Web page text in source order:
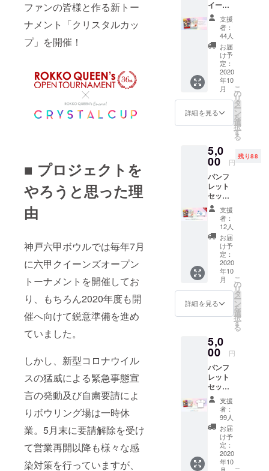
ファンの皆様と作る新トー
ナメント「クリスタルカッ
プ」を開催！
■ プロジェクトを
やろうと思った理
由
神戸六甲ボウルでは毎年7月
に六甲クイーンズオープン
トーナメントを開催してお
り、もちろん2020年度も開
催へ向けて鋭意準備を進め
ていました。
しかし、新型コロナウイル
スの猛威による緊急事態宣
言の発動及び自粛要請によ
りボウリング場は一時休
業。5月末に要請解除を受け
て営業再開以降も様々な感
染対策を行っていますが、
られていま
す。
長い歴史の
中には、オ
イルショッ
クや阪神淡
路大震災な
ど、いくつ
かの試練が
ありまし
現在は新型
コロナウイ
ルスの渦中
にあり、再
び大きな試
練に直面し
ています。
大変な時期
ですが、何
とかスタッ
なってこの
山を乗り越
バネにし
て、これま
で以上にボ
ウリング業
界を盛り立
てていきた
いと思って
います。
イーン
ズオー
プン
トーナ
メント
＆クリ
スタル
カップ
大会記
念パン
フレッ
トセッ
ト ※本
プロ
トにご
参加く
ださっ
た皆様
のお名
前をク
リスタ
ルカッ
プ大会
記念パ
ンフ
レット
に掲載
予定で
す。掲
載を辞
退され
「掲載
不要」
とご記
入くだ
さい。
支援
者：
44人
お届
け予
定：
2020
年10
月
詳細を見る
こ
の
リ
タ
ー
ン
を
選
択
す
る
5,0
00 円
残り88
パンフ
レット
セット
＋日本
ボウリ
ング場
協会加
盟セン
ターで
使える
ボウリ
ングチ
ケット2
枚 ※ボ
ウリン
グチ
の使用
期限は
2021年
11月末
日ま
で、お
一人様
１回１
枚のみ
使用可
となっ
ており
ます。
※本プロ
支援
者：
12人
お届
け予
定：
2020
年10
月
詳細を見る
こ
の
リ
タ
ー
ン
を
選
択
す
る
5,0
00 円
パンフ
レット
セット
＋クリ
スタル
カップ
ロゴ入
りTシャ
ツ ※本
プロ
ジェク
支援
者：
99人
お届
け予
定：
2020
年10